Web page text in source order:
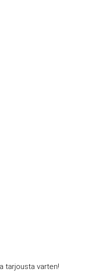
tarjousta varten!